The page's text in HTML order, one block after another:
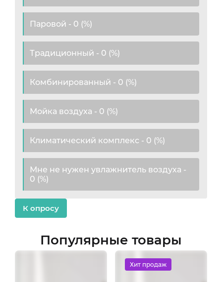
Паровой - 0 (%)
Традиционный - 0 (%)
Комбинированный - 0 (%)
Мойка воздуха - 0 (%)
Климатический комплекс - 0 (%)
Мне не нужен увлажнитель воздуха -
0 (%)
К опросу
Популярные товары
Хит продаж